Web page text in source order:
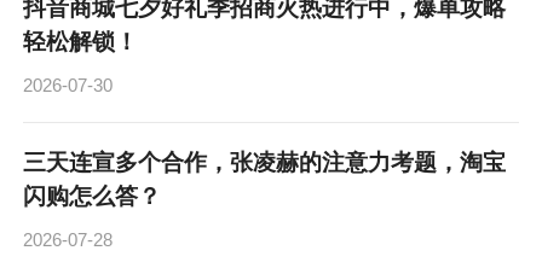
抖音商城七夕好礼季招商火热进行中，爆单攻略
轻松解锁！
2026-07-30
三天连宣多个合作，张凌赫的注意力考题，淘宝
闪购怎么答？
2026-07-28